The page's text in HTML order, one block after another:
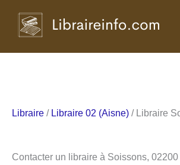
Libraire / Libraire 02 (Aisne) / Libraire
Contacter un libraire à Soissons, 02200